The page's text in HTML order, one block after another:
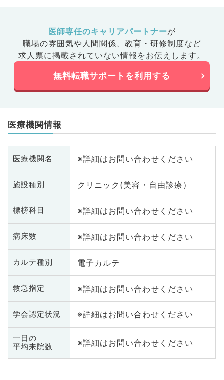
形外科、大腸・肛門外科、その
他、脊髄・脊椎外科、科目不問
医師専任のキャリアパートナーが
職場の雰囲気や人間関係、 教育・研修制度など
求人票に掲載されていない情報をお伝えします。
無料転職サポートを利用する
医療機関情報
医療機関名 ※詳細はお問い合わせください
施設種別 クリニック(美容・自由診療）
標榜科目 ※詳細はお問い合わせください
病床数 ※詳細はお問い合わせください
カルテ種別 電子カルテ
救急指定 ※詳細はお問い合わせください
学会認定状況 ※詳細はお問い合わせください
一日の
平均来院数
※詳細はお問い合わせください